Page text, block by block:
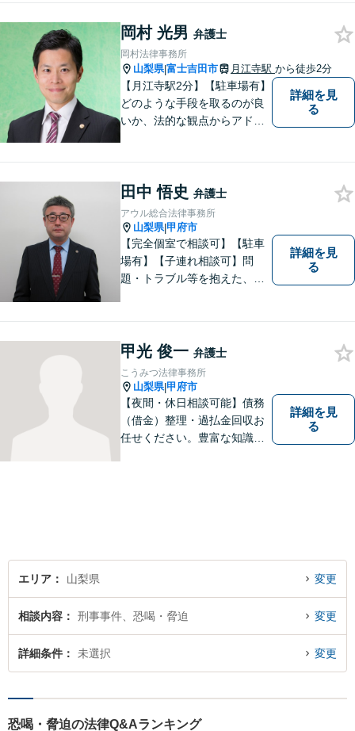
護士には、守秘義務がありま
すので、ご安心してご相談を
いただければと思います。
岡村 光男 弁護士
岡村法律事務所
山梨県|富士吉田市 月江寺駅 から徒歩2分
【月江寺駅2分】【駐車場有】
どのような手段を取るのが良
いか、法的な観点からアドバ
詳細を見
る
田中 悟史 弁護士
アウル総合法律事務所
山梨県|甲府市
【完全個室で相談可】【駐車
場有】【子連れ相談可】問
題・トラブル等を抱えた、ま
分析し、解決に向けてどのよ
うな方法・手段を取ることが
良いのか等を助言させていた
だきます。
詳細を見
る
甲光 俊一 弁護士
こうみつ法律事務所
山梨県|甲府市
【夜間・休日相談可能】債務
（借金）整理・過払金回収お
任せください。豊富な知識・
詳細を見
る
エリア 山梨県 変更
相談内容 刑事事件、恐喝・脅迫 変更
詳細条件 未選択 変更
恐喝・脅迫の法律Q&Aランキング